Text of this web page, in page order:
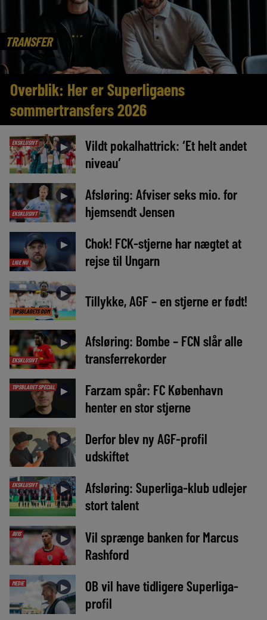
TRANSFER
Overblik: Her er Superligaens
sommertransfers 2026
EKSKLUSIVT ►
Vildt pokalhattrick: ‘Et helt andet
niveau’
EKSKLUSIVT
►
Afsløring: Afviser seks mio. for
hjemsendt Jensen
LIGE NU
►
Chok! FCK-stjerne har nægtet at
rejse til Ungarn
TIPSBLADETS DOM
► Tillykke, AGF – en stjerne er født!
EKSKLUSIVT
►
Afsløring: Bombe – FCN slår alle
transferrekorder
TIPSBLADET SPECIAL ►
Farzam spår: FC København
henter en stor stjerne
►
Derfor blev ny AGF-profil
udskiftet
EKSKLUSIVT ►
Afsløring: Superliga-klub udlejer
stort talent
AVIS ►
Vil sprænge banken for Marcus
Rashford
MEDIE ►
OB vil have tidligere Superliga-
profil